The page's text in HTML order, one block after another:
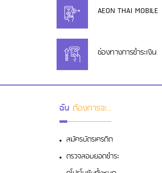
AEON THAI MOBILE
ช่องทางการชำระเงิน
ฉัน ต้องการจะ..
สมัครบัตรเครดิต
ตรวจสอบยอดชำระ